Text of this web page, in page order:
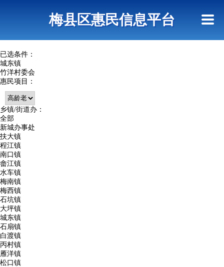
查询指引梅县区惠民信息平台
已选条件：
城东镇
竹洋村委会
惠民项目：
乡镇/街道办：
全部
新城办事处
扶大镇
程江镇
南口镇
畲江镇
水车镇
梅南镇
梅西镇
石坑镇
大坪镇
城东镇
石扇镇
白渡镇
丙村镇
雁洋镇
松口镇